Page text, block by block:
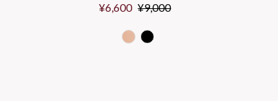
Sale
¥6,600 Regular
¥9,000